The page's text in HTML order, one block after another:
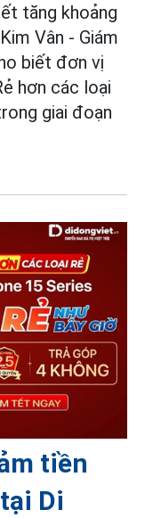
tăng khoảng
Vân - Giám
biết đơn vị
hơn các loại
giai đoạn
tiền
Di